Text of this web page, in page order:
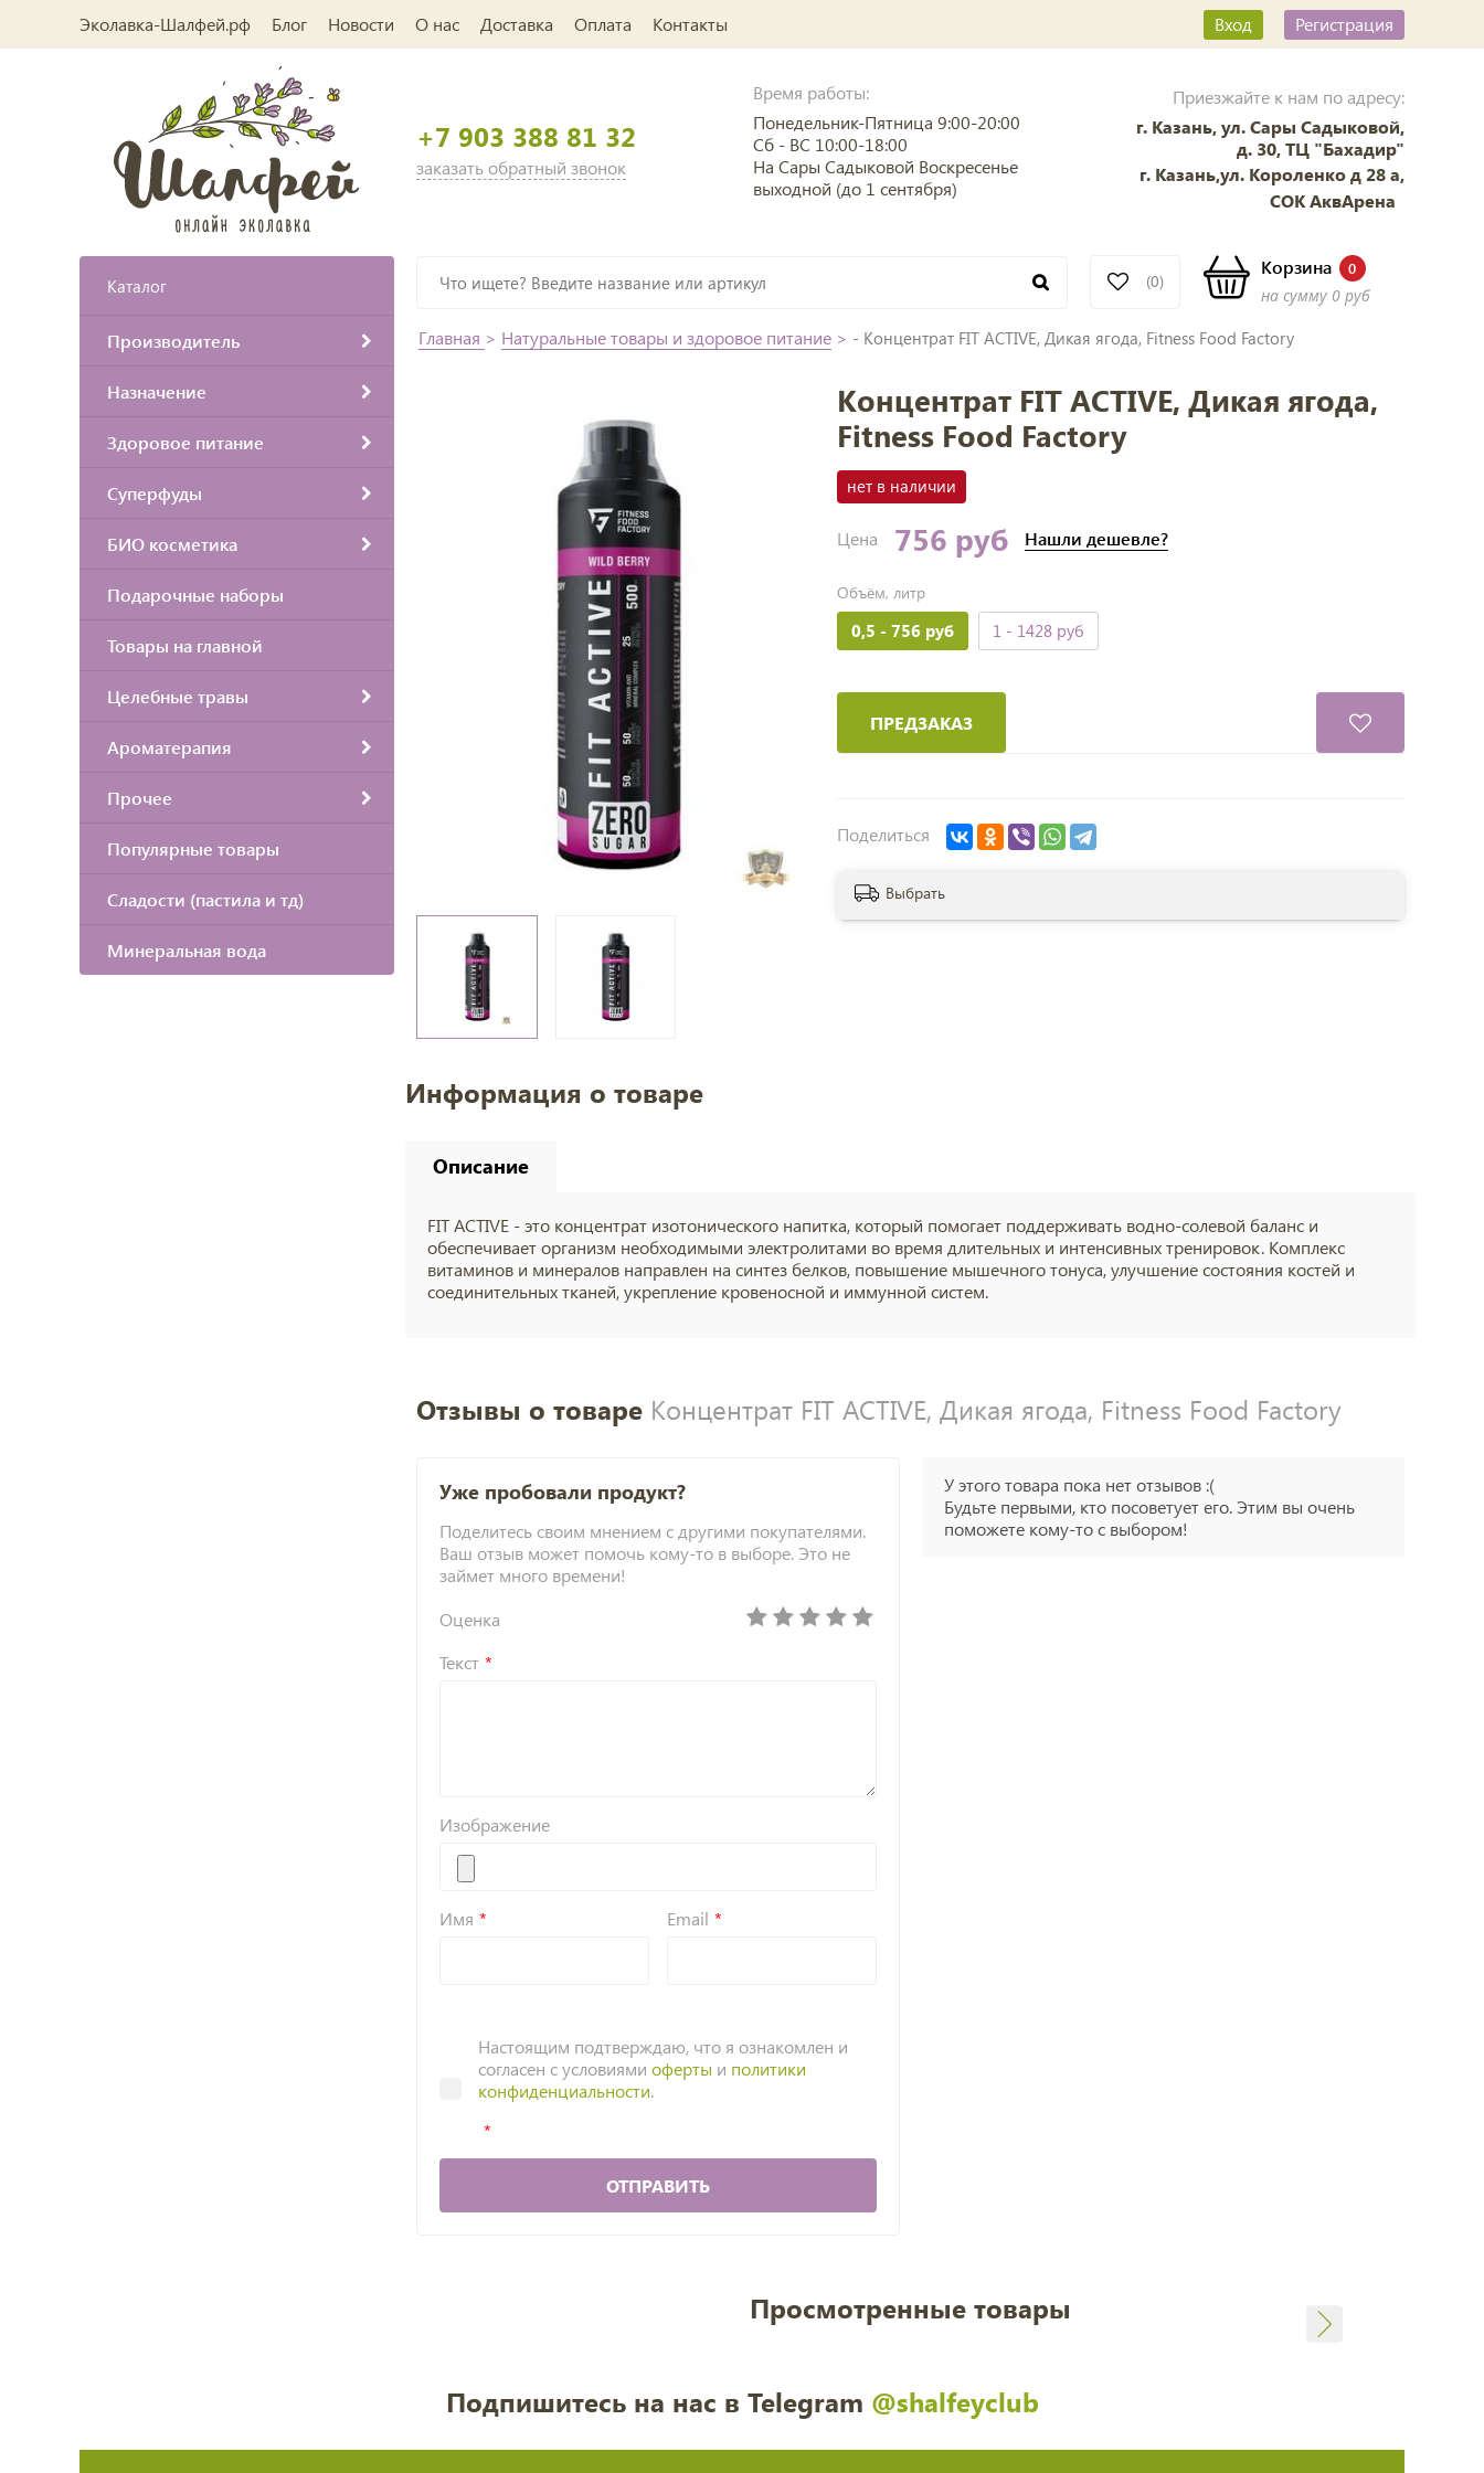
Эколавка-Шалфей.рф Блог Новости О нас Доставка Оплата Контакты Вход Регистрация
+7 903 388 81 32
заказать обратный звонок
Время работы:
Понедельник-Пятница 9:00-20:00
Сб - ВС 10:00-18:00
На Сары Садыковой Воскресенье
выходной (до 1 сентября)
Приезжайте к нам по адресу:
г. Казань, ул. Сары Садыковой,
д. 30, ТЦ "Бахадир"
г. Казань,ул. Короленко д 28 а,
СОК АквАрена
(0)
Корзина 0
на сумму 0 руб
Каталог
Производитель
Назначение
Здоровое питание
Суперфуды
БИО косметика
Подарочные наборы
Товары на главной
Целебные травы
Ароматерапия
Прочее
Популярные товары
Сладости (пастила и тд)
Минеральная вода
Главная > Натуральные товары и здоровое питание > - Концентрат FIT ACTIVE, Дикая ягода, Fitness Food Factory
Концентрат FIT ACTIVE, Дикая ягода,
Fitness Food Factory
нет в наличии
Цена 756 руб Нашли дешевле?
Объём, литр
0,5 - 756 руб 1 - 1428 руб
ПРЕДЗАКАЗ
Поделиться
Выбрать
Информация о товаре
Описание
FIT ACTIVE - это концентрат изотонического напитка, который помогает поддерживать водно-солевой баланс и
обеспечивает организм необходимыми электролитами во время длительных и интенсивных тренировок. Комплекс
витаминов и минералов направлен на синтез белков, повышение мышечного тонуса, улучшение состояния костей и
соединительных тканей, укрепление кровеносной и иммунной систем.
Отзывы о товаре Концентрат FIT ACTIVE, Дикая ягода, Fitness Food Factory
Уже пробовали продукт?
Поделитесь своим мнением с другими покупателями.
Ваш отзыв может помочь кому-то в выборе. Это не
займет много времени!
Оценка
Текст
Изображение
Имя Email
Настоящим подтверждаю, что я ознакомлен и
согласен с условиями оферты и политики
конфиденциальности.
ОТПРАВИТЬ
У этого товара пока нет отзывов :(
Будьте первыми, кто посоветует его. Этим вы очень
поможете кому-то с выбором!
Просмотренные товары
Подпишитесь на нас в Telegram @shalfeyclub